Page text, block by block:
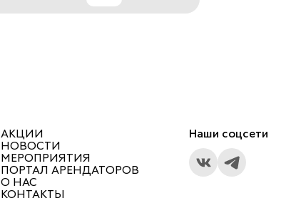
АКЦИИ
НОВОСТИ
МЕРОПРИЯТИЯ
ПОРТАЛ АРЕНДАТОРОВ
О НАС
КОНТАКТЫ
Наши соцсети